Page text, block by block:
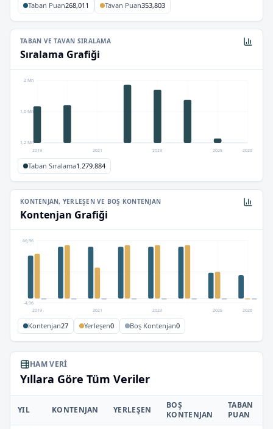
Taban Puan268,011 Tavan Puan353,803
TABAN VE TAVAN SIRALAMA
Sıralama Grafiği
2 Mn
1,6 Mn
1,2 Mn
2019 2021 2023 2025 2026
Taban Sıralama1.279.884
KONTENJAN, YERLEŞEN VE BOŞ KONTENJAN
Kontenjan Grafiği
66,96
-4,96
2019
2021 2023 2025 2026
Kontenjan27 Yerleşen0 Boş Kontenjan0
HAM VERI
Yıllara Göre Tüm Veriler
YIL KONTENJAN YERLEŞEN
BOŞ
KONTENJAN
TABAN
PUAN